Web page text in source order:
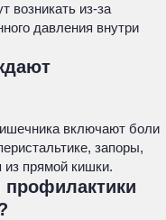
возникать из-за
давления внутри
включают боли
запоры,
из прямой кишки.